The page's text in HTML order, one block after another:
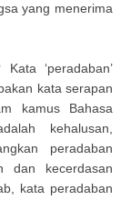
yang menerima
‘peradaban’
kata serapan
kamus Bahasa
kehalusan,
peradaban
dan kecerdasan
kata peradaban